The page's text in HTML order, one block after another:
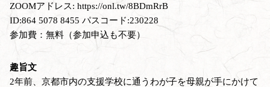
ZOOMアドレス: https://onl.tw/8BDmRrB
ID:864 5078 8455 パスコード:230228
参加費：無料（参加申込も不要）
趣旨文
2年前、京都市内の支援学校に通うわが子を母親が手にかけて